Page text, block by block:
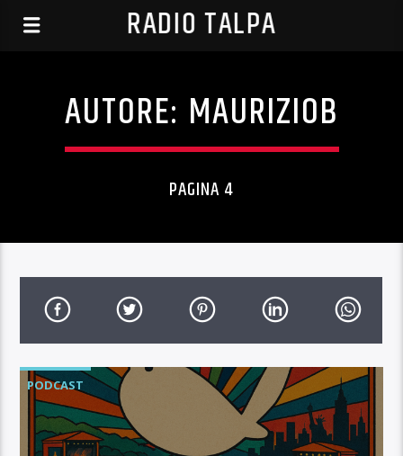
RADIO TALPA
AUTORE: MAURIZIOB
PAGINA 4
PODCAST